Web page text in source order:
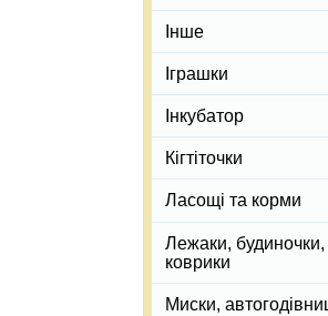
Інше
Іграшки
Інкубатор
Кігтіточки
Ласощі та корми
Лежаки,
коврики
Миски,